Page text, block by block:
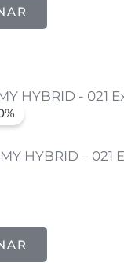
HYBRID – 021